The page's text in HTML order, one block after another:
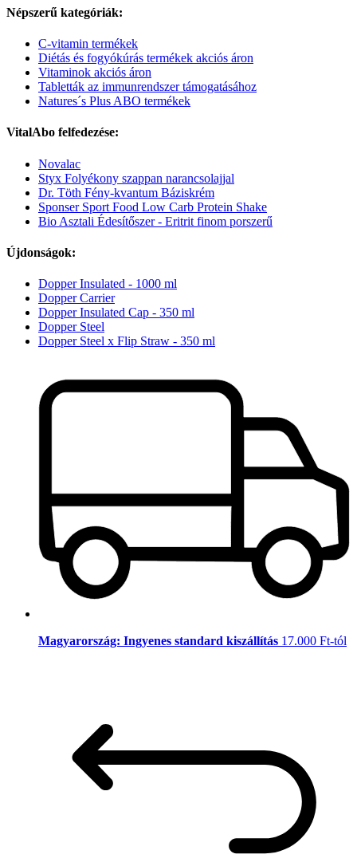
Népszerű kategóriák:
C-vitamin termékek
Diétás és fogyókúrás termékek akciós áron
Vitaminok akciós áron
Tabletták az immunrendszer támogatásához
Natures´s Plus ABO termékek
VitalAbo felfedezése:
Novalac
Styx Folyékony szappan narancsolajjal
Dr. Töth Fény-kvantum Báziskrém
Sponser Sport Food Low Carb Protein Shake
Bio Asztali Édesítőszer - Eritrit finom porszerű
Újdonságok:
Dopper Insulated - 1000 ml
Dopper Carrier
Dopper Insulated Cap - 350 ml
Dopper Steel
Dopper Steel x Flip Straw - 350 ml
Magyarország: Ingyenes standard kiszállítás 17.000 Ft-tól